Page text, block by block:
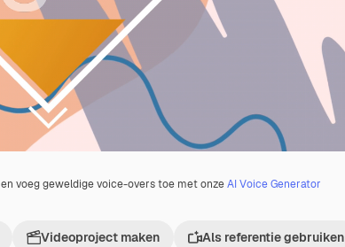
en voeg geweldige voice-overs toe met onzeAI Voice Generator
Videoproject maken Als referentie gebruiken